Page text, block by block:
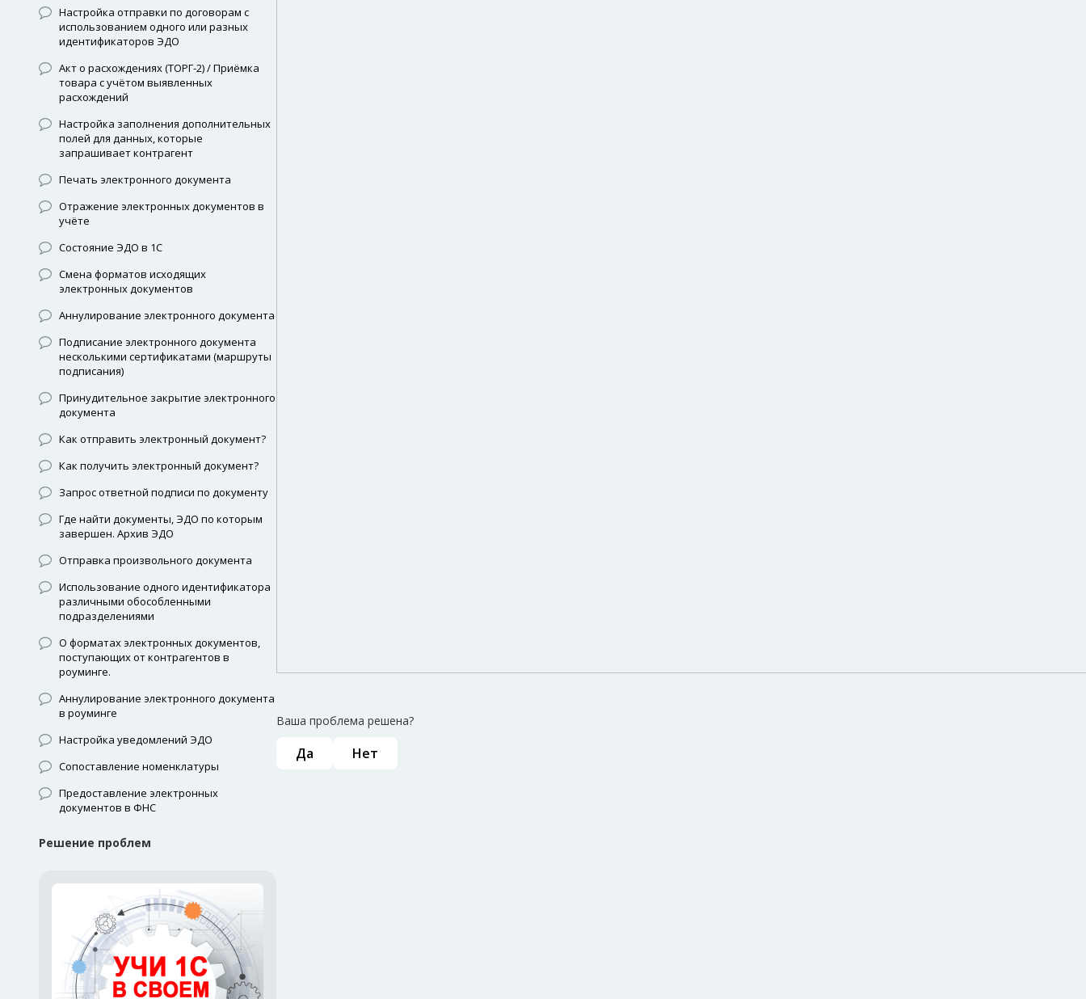
Настройка отправки по договорам с
использованием одного или разных
идентификаторов ЭДО
Акт о расхождениях (ТОРГ-2) / Приёмка
товара с учётом выявленных
расхождений
Настройка заполнения дополнительных
полей для данных, которые
запрашивает контрагент
Печать электронного документа
Отражение электронных документов в
учёте
Состояние ЭДО в 1С
Смена форматов исходящих
электронных документов
Аннулирование электронного документа
Подписание электронного документа
несколькими сертификатами (маршруты
подписания)
Принудительное закрытие электронного
документа
Как отправить электронный документ?
Как получить электронный документ?
Запрос ответной подписи по документу
Где найти документы, ЭДО по которым
завершен. Архив ЭДО
Отправка произвольного документа
Использование одного идентификатора
различными обособленными
подразделениями
О форматах электронных документов,
поступающих от контрагентов в
роуминге.
Аннулирование электронного документа
в роуминге
Настройка уведомлений ЭДО
Сопоставление номенклатуры
Предоставление электронных
документов в ФНС
Решение проблем
Ваша проблема решена?
Да Нет